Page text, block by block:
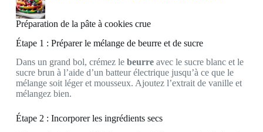
Préparation de la pâte à cookies crue
Étape 1 : Préparer le mélange de beurre et de sucre
Dans un grand bol, crémez le beurreavec le sucre blanc et le
sucre brun à l’aide d’un batteur électrique jusqu’à ce que le
mélange soit léger et mousseux. Ajoutez l’extrait de vanille et
mélangez bien.
Étape 2 : Incorporer les ingrédients secs